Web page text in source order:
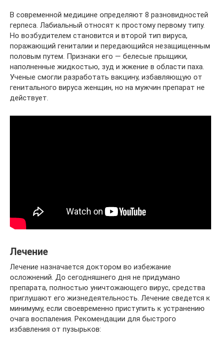
В современной медицине определяют 8 разновидностей
герпеса. Лабиальный относят к простому первому типу.
Но возбудителем становится и второй тип вируса,
поражающий гениталии и передающийся незащищенным
половым путем. Признаки его — белесые прыщики,
наполненные жидкостью, зуд и жжение в области паха.
Ученые смогли разработать вакцину, избавляющую от
генитального вируса женщин, но на мужчин препарат не
действует.
Лечение
Лечение назначается доктором во избежание
осложнений. До сегодняшнего дня не придумано
препарата, полностью уничтожающего вирус, средства
приглушают его жизнедеятельность. Лечение сведется к
минимуму, если своевременно приступить к устранению
очага воспаления. Рекомендации для быстрого
избавления от пузырьков: